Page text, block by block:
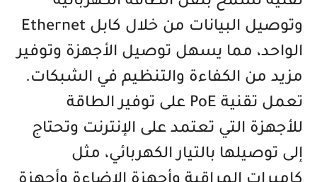
وتوصيل البيانات من خلال كابل Ethernet
الواحد، مما يسهل توصيل الأجهزة وتوفير
مزيد من الكفاءة والتنظيم في الشبكات.
تعمل تقنية PoE على توفير الطاقة
للأجهزة التي تعتمد على الإنترنت وتحتاج
إلى توصيلها بالتيار الكهربائي، مثل